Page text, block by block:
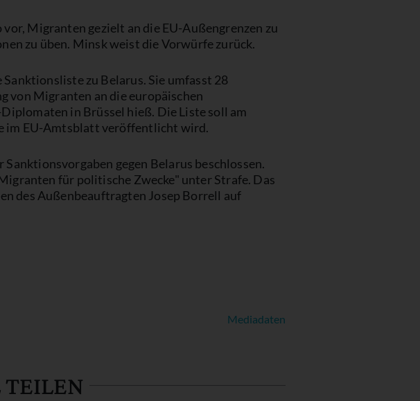
Migranten gezielt an die EU-Außengrenzen zu
zu üben. Minsk weist die Vorwürfe zurück.
zu Belarus. Sie umfasst 28
von Migranten an die europäischen
in Brüssel hieß. Die Liste soll am
im EU-Amtsblatt veröffentlicht wird.
gegen Belarus beschlossen.
für politische Zwecke" unter Strafe. Das
des Außenbeauftragten Josep Borrell auf
Mediadaten
TEILEN